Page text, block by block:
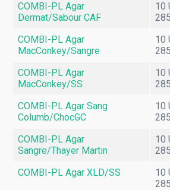
COMBI-PL Agar
Dermat/Sabour CAF
10
COMBI-PL Agar
MacConkey/Sangre
10
COMBI-PL Agar
MacConkey/SS
10
COMBI-PL Agar Sang
Columb/ChocGC
10
COMBI-PL Agar
Sangre/Thayer Martin
10
COMBI-PL Agar XLD/SS
10